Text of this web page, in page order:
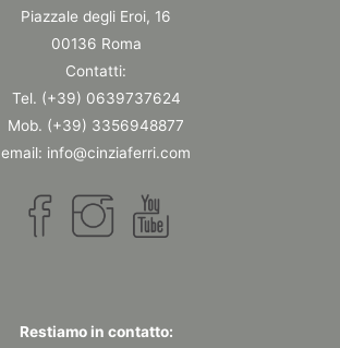
Piazzale degli Eroi, 16
00136 Roma
Contatti:
Tel. (+39) 0639737624
Mob. (+39) 3356948877
email: info@cinziaferri.com
Restiamo in contatto: